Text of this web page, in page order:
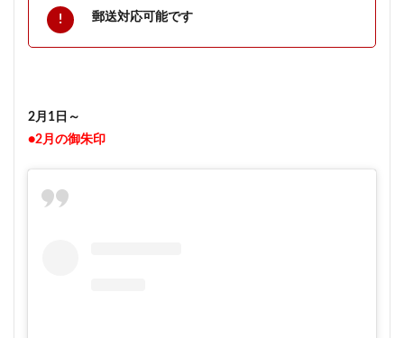
郵送対応可能です
2月1日～
●2月の御朱印